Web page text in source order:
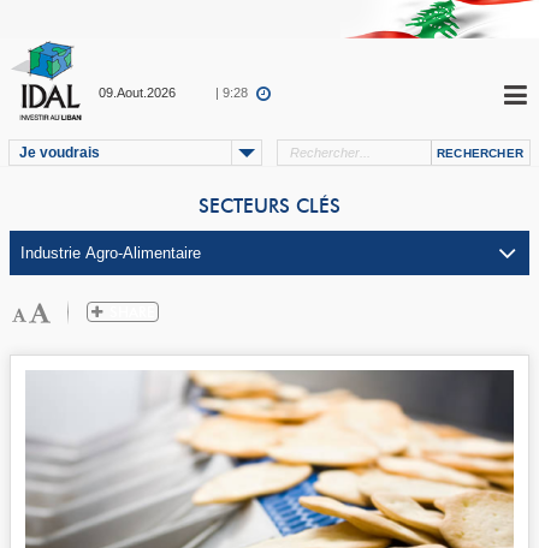
09.Aout.2026 | 9:28
Je voudrais
SECTEURS CLÉS